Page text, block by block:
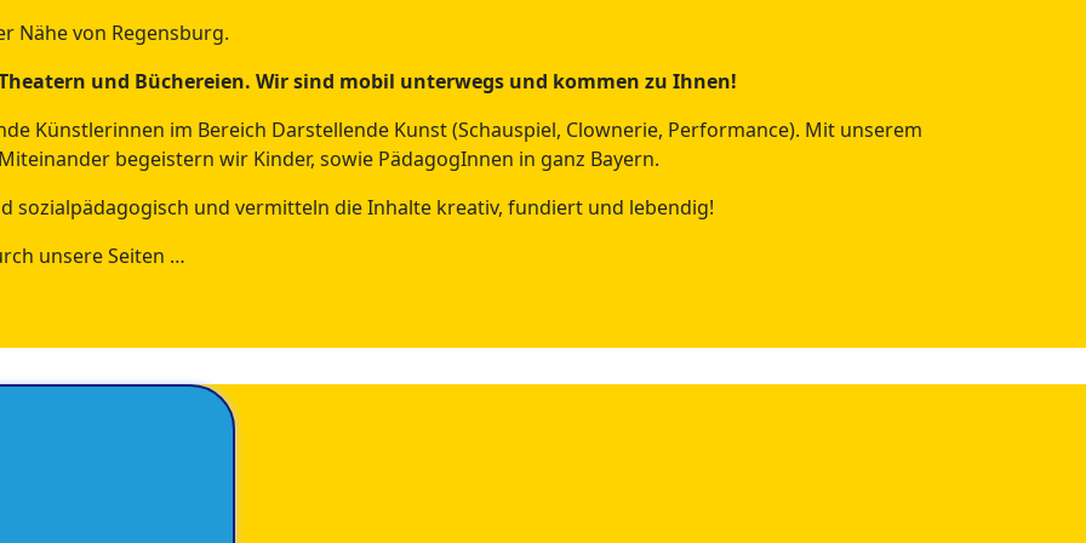
Nähe von Regensburg.
und Büchereien. Wir sind mobil unterwegs und kommen zu Ihnen!
Künstlerinnen im Bereich Darstellende Kunst (Schauspiel, Clownerie, Performance). Mit unserem
begeistern wir Kinder, sowie PädagogInnen in ganz Bayern.
sozialpädagogisch und vermitteln die Inhalte kreativ, fundiert und lebendig!
unsere Seiten …